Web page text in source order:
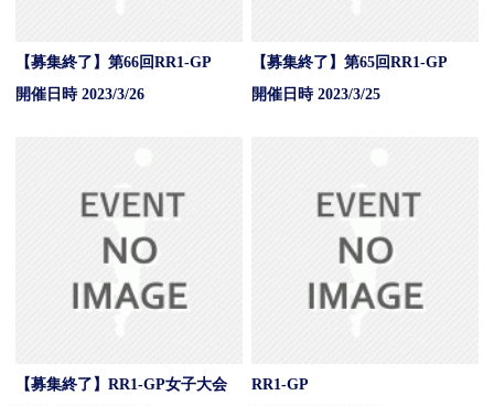
【募集終了】第66回RR1-GP
開催日時 2023/3/26
【募集終了】第65回RR1-GP
開催日時 2023/3/25
【募集終了】RR1-GP女子大会 RR1-GP